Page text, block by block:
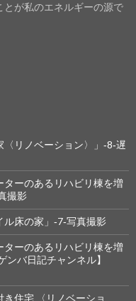
が私のエネルギーの源で
リノベーション〉」‐8‐遅
ーのあるリハビリ棟を増
撮影
床の家」‐7‐写真撮影
ーのあるリハビリ棟を増
ンバ日記チャンネル】
住宅 〈リノベーショ